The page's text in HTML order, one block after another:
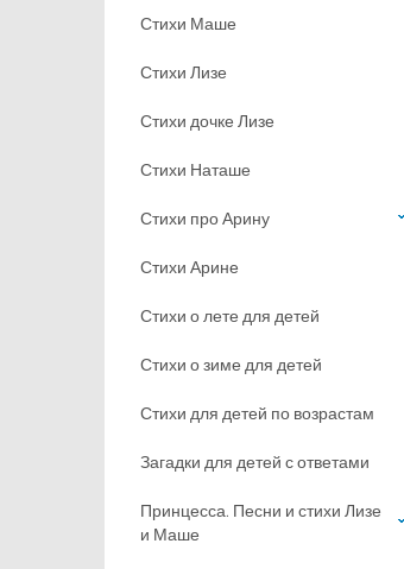
Стихи Маше
Стихи Лизе
Стихи дочке Лизе
Стихи Наташе
Стихи про Арину
Стихи Арине
Стихи о лете для детей
Стихи о зиме для детей
Стихи для детей по возрастам
Загадки для детей с ответами
Принцесса. Песни и стихи Лизе
и Маше